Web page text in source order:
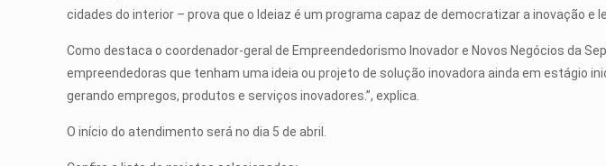
cidades do interior – prova que o Ideiaz é um programa capaz de democratizar a inovação
Como destaca o coordenador-geral de Empreendedorismo Inovador e Novos Negócios da
empreendedoras que tenham uma ideia ou projeto de solução inovadora ainda em
gerando empregos, produtos e serviços inovadores.”, explica.
O início do atendimento será no dia 5 de abril.